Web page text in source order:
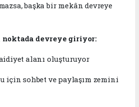
başka bir mekân devreye
noktada devreye giriyor:
alanı oluşturuyor
için sohbet ve paylaşım zemini